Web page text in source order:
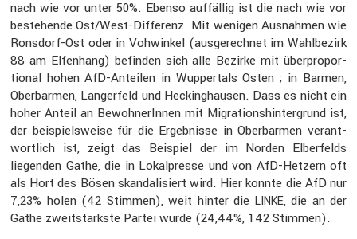
nach wie vor unter 50%. Ebenso auffällig ist die nach wie vor
bestehende Ost/West-Diffe­renz. Mit wenigen Ausnahmen wie
Ronsdorf-Ost oder in Vohwinkel (ausge­rechnet im Wahlbe­zirk
88 am Elfen­hang) befinden sich alle Bezirke mit überpro­por­
tional hohen AfD-Anteilen in Wupper­tals Osten ; in Barmen,
Oberbarmen, Langer­feld und Hecking­hausen. Dass es nicht ein
hoher Anteil an Bewoh­ne­rInnen mit Migra­ti­ons­hin­ter­grund ist,
der beispiels­weise für die Ergeb­nisse in Oberbarmen verant­
wort­lich ist, zeigt das Beispiel der im Norden Elber­felds
liegenden Gathe, die in Lokal­presse und von AfD-Hetzern oft
als Hort des Bösen skanda­li­siert wird. Hier konnte die AfD nur
7,23% holen (42 Stimmen), weit hinter die LINKE, die an der
Gathe zweit­stärkste Partei wurde (24,44%, 142 Stimmen).